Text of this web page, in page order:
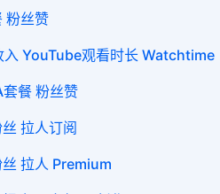
粉丝赞
YouTube观看时长 Watchtime
餐 粉丝赞
拉人订阅
拉人 Premium